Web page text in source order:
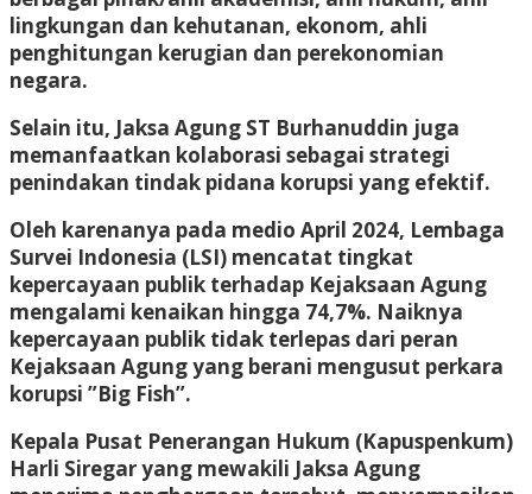
lingkungan dan kehutanan, ekonom, ahli
penghitungan kerugian dan perekonomian
negara.
Selain itu, Jaksa Agung ST Burhanuddin juga
memanfaatkan kolaborasi sebagai strategi
penindakan tindak pidana korupsi yang efektif.
Oleh karenanya pada medio April 2024, Lembaga
Survei Indonesia (LSI) mencatat tingkat
kepercayaan publik terhadap Kejaksaan Agung
mengalami kenaikan hingga 74,7%. Naiknya
kepercayaan publik tidak terlepas dari peran
Kejaksaan Agung yang berani mengusut perkara
korupsi ”Big Fish”.
Kepala Pusat Penerangan Hukum (Kapuspenkum)
Harli Siregar yang mewakili Jaksa Agung